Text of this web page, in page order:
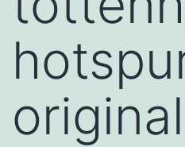
original